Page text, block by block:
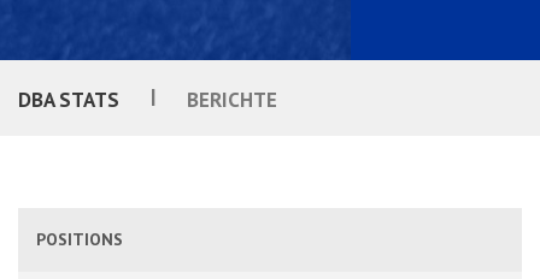
DBA STATS | BERICHTE
POSITIONS